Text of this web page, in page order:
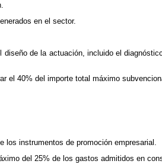
en el sector.
de la actuación, incluido el
el 40% del importe total máximo
los instrumentos de promoción empresarial.
del 25% de los gastos admitidos en